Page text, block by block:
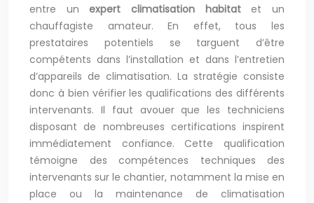
entre unexpert climatisation habitatet un
chauffagiste amateur. En effet, tous les
prestataires potentiels se targuent d’être
compétents dans l’installation et dans l’entretien
d’appareils de climatisation. La stratégie consiste
donc à bien vérifier les qualifications des différents
intervenants. Il faut avouer que les techniciens
disposant de nombreuses certifications inspirent
immédiatement confiance. Cette qualification
témoigne des compétences techniques des
intervenants sur le chantier, notamment la mise en
place ou la maintenance de climatisation